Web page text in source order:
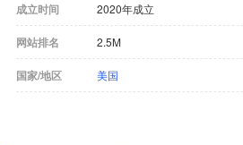
成立时间 2020年成立
网站排名 2.5M
国家/地区 美国